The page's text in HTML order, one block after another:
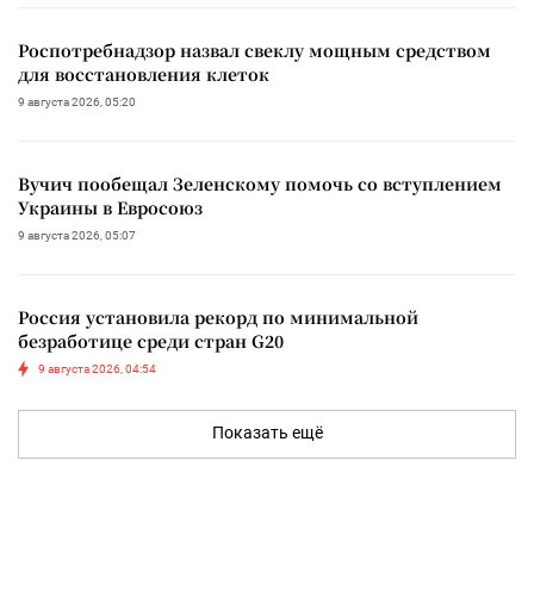
Роспотребнадзор назвал свеклу мощным средством
для восстановления клеток
9 августа 2026, 05:20
Вучич пообещал Зеленскому помочь со вступлением
Украины в Евросоюз
9 августа 2026, 05:07
Россия установила рекорд по минимальной
безработице среди стран G20
9 августа 2026, 04:54
Показать ещё